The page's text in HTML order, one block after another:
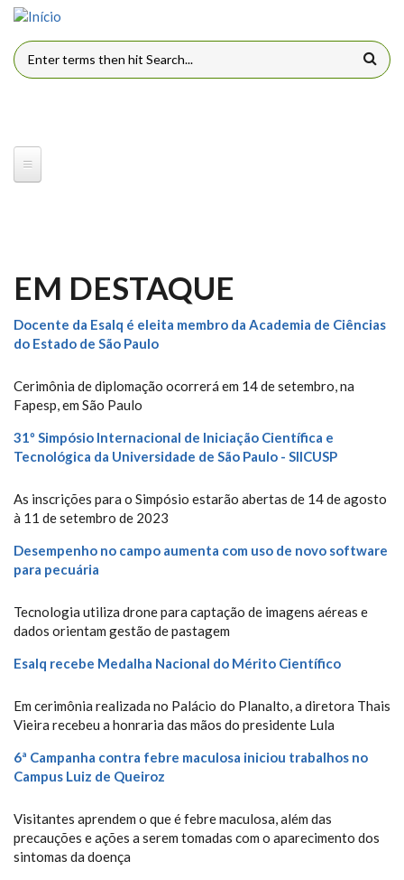
Pular para o conteúdo principal
FORMULÁRIO DE BUSCA
EM DESTAQUE
Docente da Esalq é eleita membro da Academia de Ciências
do Estado de São Paulo
Cerimônia de diplomação ocorrerá em 14 de setembro, na
Fapesp, em São Paulo
31º Simpósio Internacional de Iniciação Científica e
Tecnológica da Universidade de São Paulo - SIICUSP
As inscrições para o Simpósio estarão abertas de 14 de agosto
à 11 de setembro de 2023
Desempenho no campo aumenta com uso de novo software
para pecuária
Tecnologia utiliza drone para captação de imagens aéreas e
dados orientam gestão de pastagem
Esalq recebe Medalha Nacional do Mérito Científico
Em cerimônia realizada no Palácio do Planalto, a diretora Thais
Vieira recebeu a honraria das mãos do presidente Lula
6ª Campanha contra febre maculosa iniciou trabalhos no
Campus Luiz de Queiroz
Visitantes aprendem o que é febre maculosa, além das
precauções e ações a serem tomadas com o aparecimento dos
sintomas da doença